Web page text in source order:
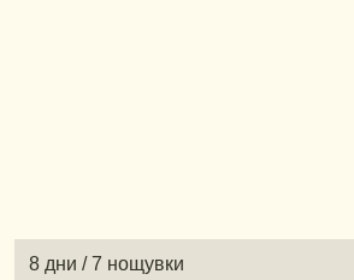
8 дни / 7 нощувки